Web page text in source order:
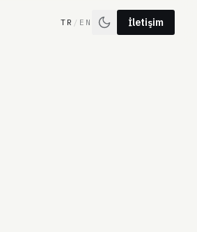
TR / EN İletişim